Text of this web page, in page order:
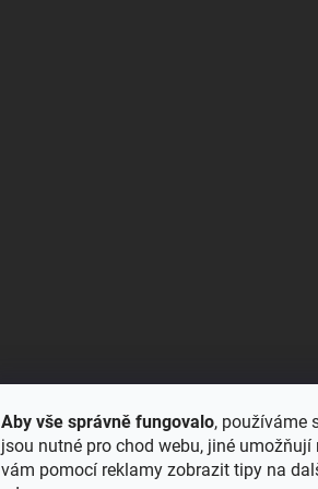
Aby vše správně fungovalo, používáme
jsou nutné pro chod webu, jiné
vám pomocí reklamy zobrazit tipy na